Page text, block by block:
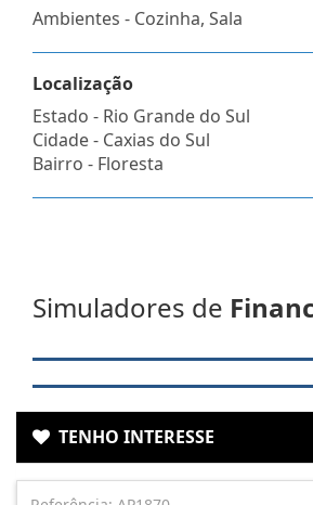
Ambientes - Cozinha, Sala
Localização
Estado - Rio Grande do Sul
Cidade - Caxias do Sul
Bairro - Floresta
Simuladores de
TENHO INTERESSE